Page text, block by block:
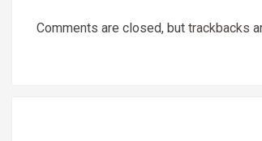
Comments are closed, but trackbacks